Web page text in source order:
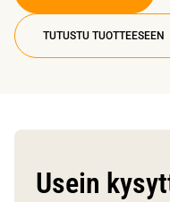
TUTUSTU TUOTTEESEEN
Usein